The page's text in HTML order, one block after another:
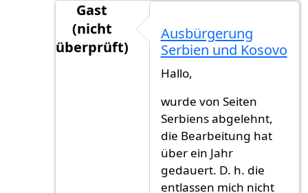
Gast
(nicht
überprüft)
ich ich von
Ausbürgerung
Serbien und Kosovo
Hallo,
wurde von Seiten
Serbiens abgelehnt,
die Bearbeitung hat
über ein Jahr
gedauert. D. h. die
entlassen mich nicht